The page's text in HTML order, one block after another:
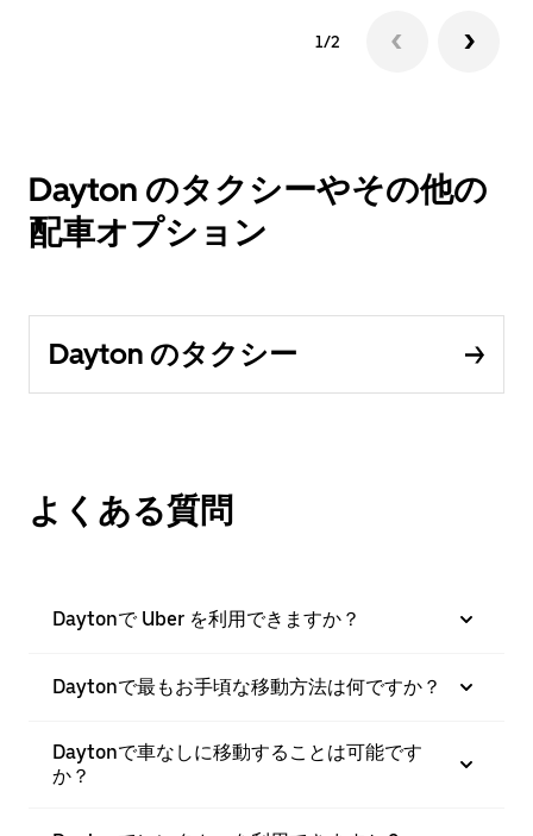
1/2
Dayton のタクシーやその他の
配車オプション
Dayton のタクシー
よくある質問
Daytonで Uber を利用できますか？
Daytonで最もお手頃な移動方法は何ですか？
Daytonで車なしに移動することは可能です
か？